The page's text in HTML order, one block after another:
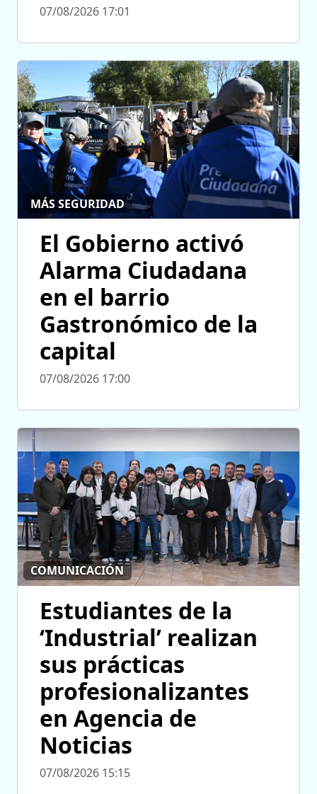
07/08/2026 17:01
MÁS SEGURIDAD
El Gobierno activó
Alarma Ciudadana
en el barrio
Gastronómico de la
capital
07/08/2026 17:00
COMUNICACIÓN
Estudiantes de la
‘Industrial’ realizan
sus prácticas
profesionalizantes
en Agencia de
Noticias
07/08/2026 15:15